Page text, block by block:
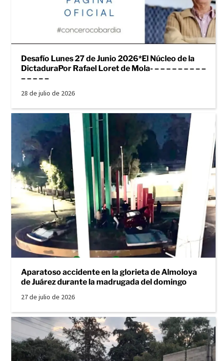
Desafío Lunes 27 de Junio 2026*El Núcleo de la
DictaduraPor Rafael Loret de Mola- – – – – – – – – –
– – – – –
28 de julio de 2026
Aparatoso accidente en la glorieta de Almoloya
de Juárez durante la madrugada del domingo
27 de julio de 2026